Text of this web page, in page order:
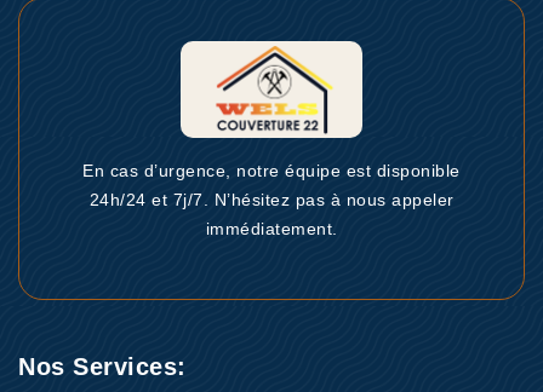
En cas d’urgence, notre équipe est disponible
24h/24 et 7j/7. N’hésitez pas à nous appeler
immédiatement.
Nos Services: